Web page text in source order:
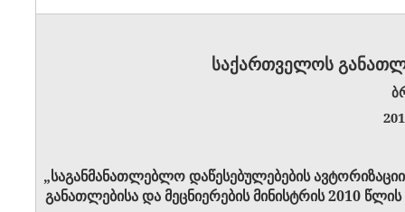
საქართველოს
201
„საგანმანათლებლო დაწესებულებების
განათლებისა და მეცნიერების მინისტრის 2010 წლის